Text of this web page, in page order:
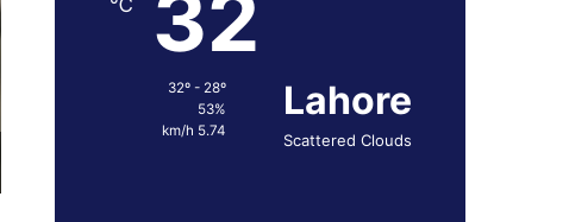
Lahore
Scattered Clouds
32
℃
32º - 28º
53%
5.74 km/h